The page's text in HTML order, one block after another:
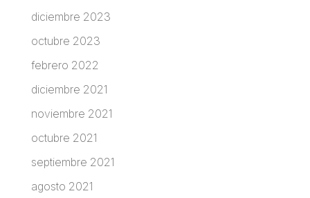
diciembre 2023
octubre 2023
febrero 2022
diciembre 2021
noviembre 2021
octubre 2021
septiembre 2021
agosto 2021